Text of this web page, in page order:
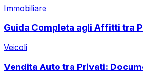
Immobiliare
Guida Completa agli Affitti tra
Veicoli
Vendita Auto tra Privati: